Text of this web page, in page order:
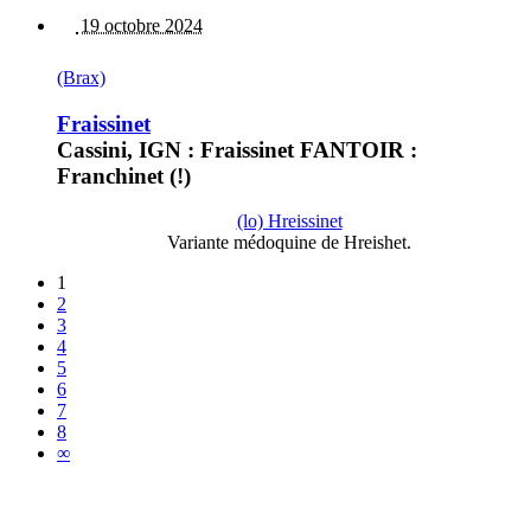
19 octobre 2024
(Brax)
Fraissinet
Cassini, IGN : Fraissinet FANTOIR :
Franchinet (!)
(lo) Hreissinet
Variante médoquine de Hreishet.
1
2
3
4
5
6
7
8
∞